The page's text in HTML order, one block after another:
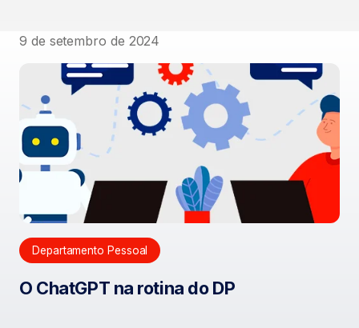
9 de setembro de 2024
Departamento Pessoal
O ChatGPT na rotina do DP